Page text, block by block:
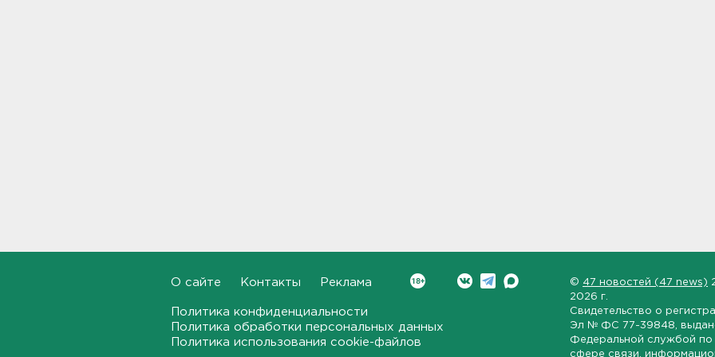
Задерживаются "Сапсаны" из
О сайте Контакты Реклама
Политика конфиденциальности
Политика обработки персональных данных
Политика использования cookie-файлов
© 47 новостей (47 news)
2026 г.
Свидетельство о
Эл № ФС 77-39848 ,
Федеральной службой по
сфере связи,